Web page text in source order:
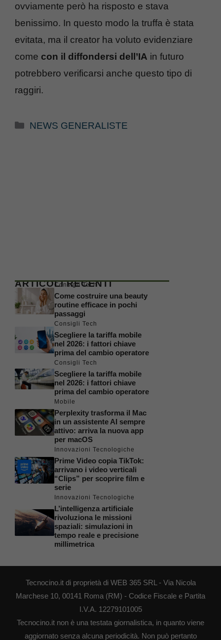
ovviamente però ha risposto e stava
benissimo. In questo modo la truffa è stata
evitata, ma il creator ha voluto evidenziare
come con il diffondersi dell’IA in futuro
potrebbero verificarsi anche questo tipo di
raggiri.
Categorie
NEWS GENERALISTE
ARTICOLI RECENTI
Consigli Tech
Come costruire una beauty
routine efficace in pochi
passaggi
Consigli Tech
Scegliere la tariffa mobile
nel 2026: i fattori chiave
prima del cambio operatore
Consigli Tech
Scegliere la tariffa mobile
nel 2026: i fattori chiave
prima del cambio operatore
Mobile
Perplexity trasforma il Mac
in un assistente AI sempre
attivo: arriva la nuova app
per macOS
Innovazioni Tecnologiche
Prime Video copia TikTok:
arrivano i video verticali
“Clips” per scoprire film e
serie
Innovazioni Tecnologiche
L’intelligenza artificiale
rivoluziona le missioni
spaziali: simulazioni in
tempo reale e precisione
millimetrica
Tecnocino.it di proprietà di WEB 365 SRL - Via Nicola
Marchese 10, 00141 Roma (RM) - Codice Fiscale e Partita
I.V.A. 12279101005
Tecnocino.it non è una testata giornalistica, in quanto viene
aggiornato senza alcuna periodicità. Non può pertanto